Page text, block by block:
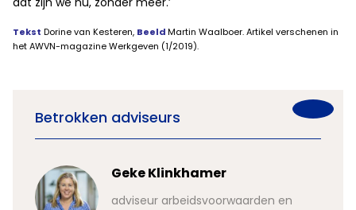
Tekst Dorine van Kesteren, BeeldMartin Waalboer. Artikel verschenen in
het AWVN-magazine Werkgeven (1/2019).
Betrokken adviseurs
Geke Klinkhamer
adviseur arbeidsvoorwaarden en